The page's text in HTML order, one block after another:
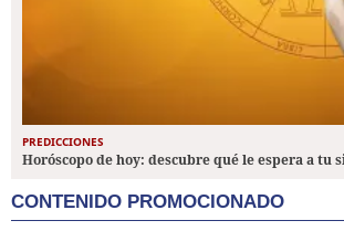
PREDICCIONES
Horóscopo de hoy: descubre qué le espera a tu
CONTENIDO PROMOCIONADO